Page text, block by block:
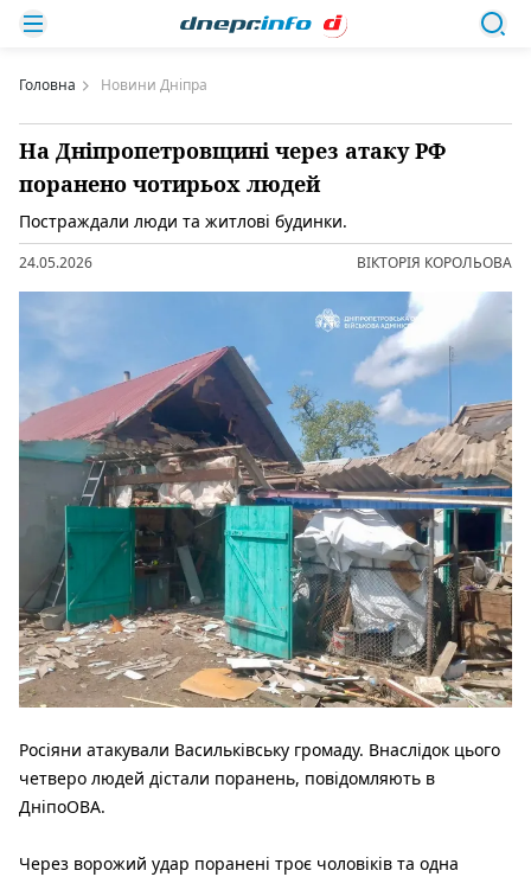
Головна Новини Дніпра
На Дніпропетровщині через атаку РФ
поранено чотирьох людей
Постраждали люди та житлові будинки.
24.05.2026 ВІКТОРІЯ КОРОЛЬОВА
Росіяни атакували Васильківську громаду. Внаслідок цього
четверо людей дістали поранень, повідомляють в
ДніпоОВА.
Через ворожий удар поранені троє чоловіків та одна